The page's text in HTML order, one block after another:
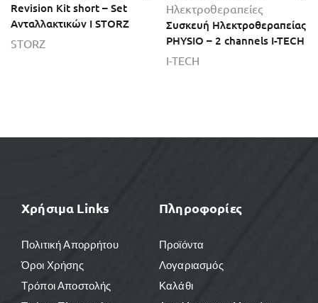
Revision Kit short – Set
Ανταλλακτικών Ι STORZ
STORZ
Ηλεκτροθεραπείες
Συσκευή Ηλεκτροθεραπείας
PHYSIO – 2 channels I-TECH
I-TECH
Χρήσιμα Links
Πολιτική Απορρήτου
Όροι Χρήσης
Τρόποι Αποστολής
Πληροφορίες
Προϊόντα
Λογαριασμός
Καλάθι